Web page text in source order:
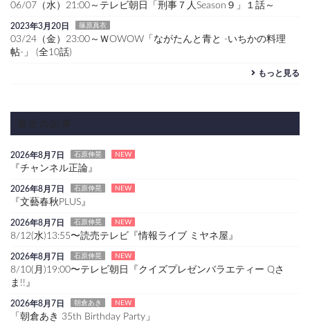
06/07（水）21:00～テレビ朝日「刑事７人Season９」１話～
2023年3月20日 篠原真衣
03/24（金）23:00～ＷOWOW「ながたんと青と -いちかの料理
帖-」 (全10話)
もっと見る
最近の記事
2026年8月7日 石原伸晃 NEW
『チャンネル正論』
2026年8月7日 石原伸晃 NEW
『文藝春秋PLUS』
2026年8月7日 石原伸晃 NEW
8/12(水)13:55〜読売テレビ『情報ライブ ミヤネ屋』
2026年8月7日 石原伸晃 NEW
8/10(月)19:00〜テレビ朝日『クイズプレゼンバラエティー Qさ
ま!!』
2026年8月7日 朝倉あき NEW
「朝倉あき 35th Birthday Party」